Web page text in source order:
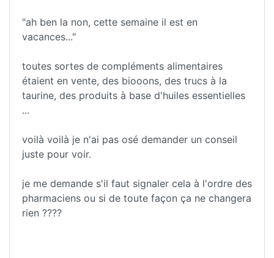
"ah ben la non, cette semaine il est en
vacances..."
toutes sortes de compléments alimentaires
étaient en vente, des biooons, des trucs à la
taurine, des produits à base d'huiles essentielles
...
voilà voilà je n'ai pas osé demander un conseil
juste pour voir.
je me demande s'il faut signaler cela à l'ordre des
pharmaciens ou si de toute façon ça ne changera
rien ????